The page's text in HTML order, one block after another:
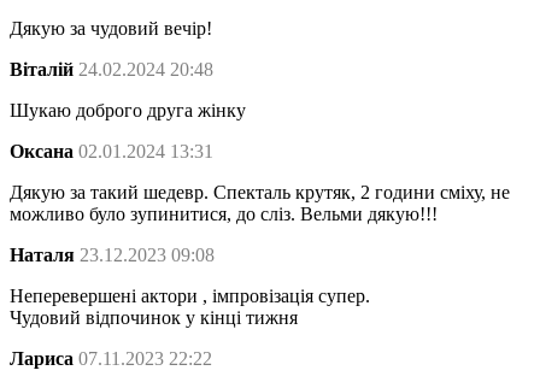
Дякую за чудовий вечір!
Віталій 24.02.2024 20:48
Шукаю доброго друга жінку
Оксана 02.01.2024 13:31
Дякую за такий шедевр. Спекталь крутяк, 2 години сміху, не
можливо було зупинитися, до сліз. Вельми дякую!!!
Наталя 23.12.2023 09:08
Неперевершені актори , імпровізація супер.
Чудовий відпочинок у кінці тижня
Лариса 07.11.2023 22:22